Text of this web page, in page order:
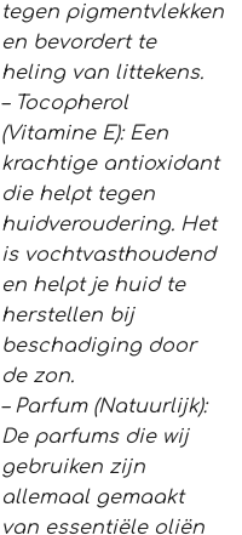
tegen pigmentvlekken
en bevordert te
heling van littekens.
– Tocopherol
(Vitamine E): Een
krachtige antioxidant
die helpt tegen
huidveroudering. Het
is vochtvasthoudend
en helpt je huid te
herstellen bij
beschadiging door
de zon.
– Parfum (Natuurlijk):
De parfums die wij
gebruiken zijn
allemaal gemaakt
van essentiële oliën